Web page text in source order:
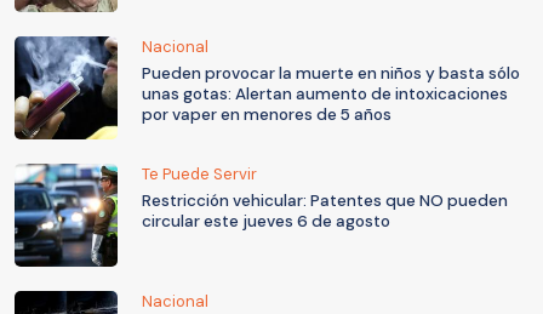
Nacional
Pueden provocar la muerte en niños y basta sólo
unas gotas: Alertan aumento de intoxicaciones
por vaper en menores de 5 años
Te Puede Servir
Restricción vehicular: Patentes que NO pueden
circular este jueves 6 de agosto
Nacional